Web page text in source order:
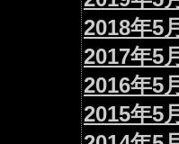
2018年5
2017年5
2016年5
2015年5